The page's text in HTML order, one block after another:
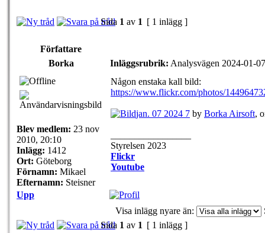
Sida 1 av 1 [ 1 inlägg ]
Författare
Borka
Inläggsrubrik: Analysvägen 2024-01-07
Blev medlem: 23 nov
2010, 20:10
Inlägg: 1412
Ort: Göteborg
Förnamn: Mikael
Efternamn: Steisner
Någon enstaka kall bild:
https://www.flickr.com/photos/
jan. 07 2024 7 by Borka Airsoft,
Styrelsen 2023
Flickr
Youtube
Upp
Visa inlägg nyare än:
Sida 1 av 1 [ 1 inlägg ]